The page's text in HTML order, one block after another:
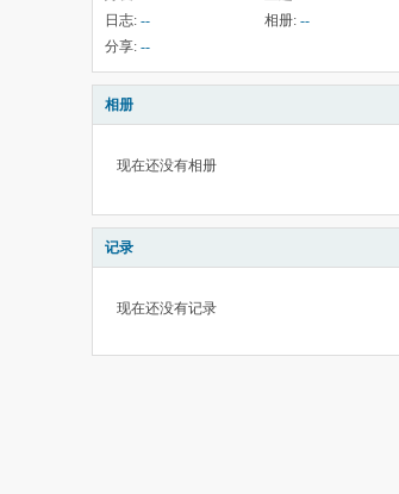
日志: -- 相册: --
分享: --
相册
现在还没有相册
记录
现在还没有记录